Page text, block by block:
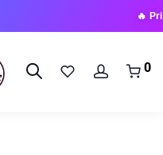
🔥 Prichádza
0